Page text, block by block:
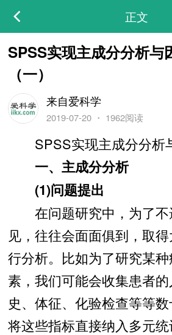
正文
SPSS实现主成分分析与
（一）
来自爱科学
2019-07-20・ 1962阅读
SPSS实现主成分分析
一、主成分分析
(1)问题提出
在问题研究中，为了不
见，往往会面面俱到，取
行分析。比如为了研究某
素，我们可能会收集患者
史、体征、化验检查等等
将这些指标直接纳入多元